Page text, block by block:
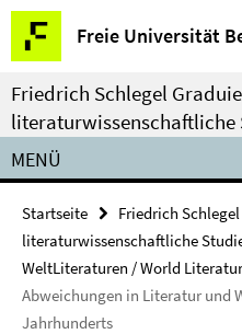
Springe
direkt
zu
Inhalt
Freie Universität
Service-
Navigation
Friedrich Schlegel
literaturwissenschaftliche
MENÜ
Startseite
Friedrich
literaturwissenschaftliche
WeltLiteraturen / World
Abweichungen in Literatur und
Jahrhunderts